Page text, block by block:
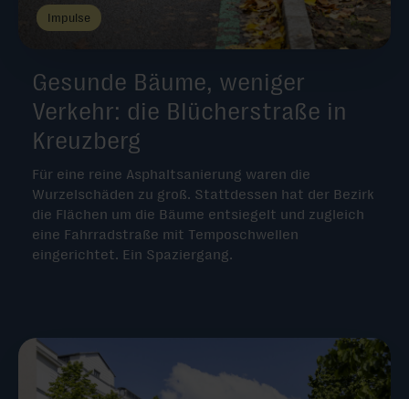
Gesunde Bäume, weniger
Verkehr: die Blücherstraße in
Kreuzberg
Für eine reine Asphaltsanierung waren die
Wurzelschäden zu groß. Stattdessen hat der Bezirk
die Flächen um die Bäume entsiegelt und zugleich
eine Fahrradstraße mit Temposchwellen
eingerichtet. Ein Spaziergang.
Impulse